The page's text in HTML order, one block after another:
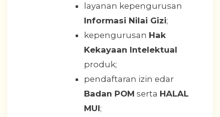
layanan kepengurusan
Informasi Nilai Gizi;
kepengurusan Hak
Kekayaan Intelektual
produk;
pendaftaran izin edar
Badan POM serta HALAL
MUI;